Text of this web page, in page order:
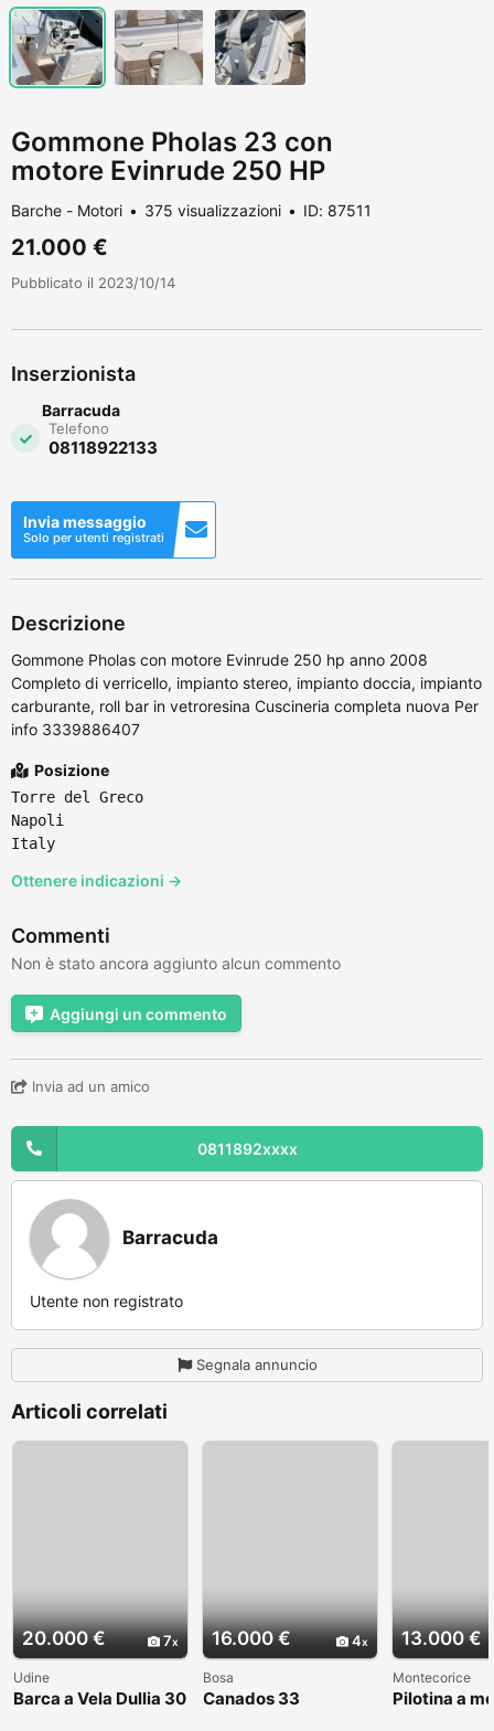
Gommone Pholas 23 con
motore Evinrude 250 HP
Barche - Motori 375 visualizzazioni ID: 87511
21.000 €
Pubblicato il 2023/10/14
Inserzionista
Barracuda
Telefono
08118922133
Invia messaggio
Solo per utenti registrati
Descrizione
Gommone Pholas con motore Evinrude 250 hp anno 2008
Completo di verricello, impianto stereo, impianto doccia, impianto
carburante, roll bar in vetroresina Cuscineria completa nuova Per
info 3339886407
Posizione
Torre del Greco
Napoli
Italy
Ottenere indicazioni →
Commenti
Non è stato ancora aggiunto alcun commento
Aggiungi un commento
Invia ad un amico
0811892xxxx
Barracuda
Utente non registrato
Segnala annuncio
Articoli correlati
20.000 € 7
Udine
Barca a Vela Dullia 30
16.000 € 4
Bosa
Canados 33
13.000 €
Montecorice
Pilotina a